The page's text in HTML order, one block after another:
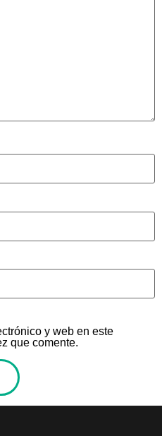
y web en este
que comente.